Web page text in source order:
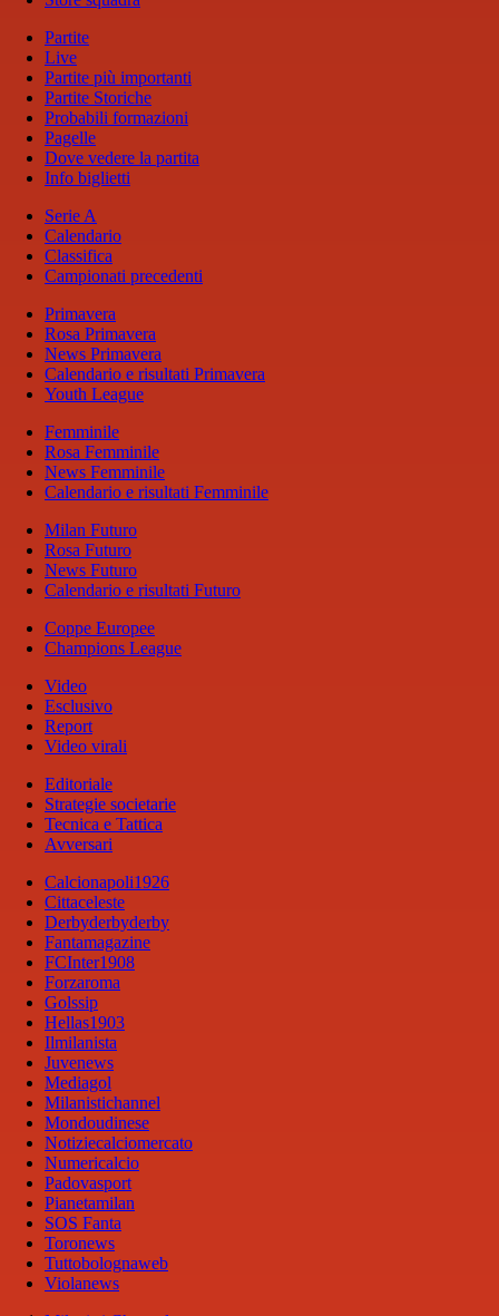
Partite
Live
Partite più importanti
Partite Storiche
Probabili formazioni
Pagelle
Dove vedere la partita
Info biglietti
Serie A
Calendario
Classifica
Campionati precedenti
Primavera
Rosa Primavera
News Primavera
Calendario e risultati Primavera
Youth League
Femminile
Rosa Femminile
News Femminile
Calendario e risultati Femminile
Milan Futuro
Rosa Futuro
News Futuro
Calendario e risultati Futuro
Coppe Europee
Champions League
Video
Esclusivo
Report
Video virali
Editoriale
Strategie societarie
Tecnica e Tattica
Avversari
Calcionapoli1926
Cittaceleste
Derbyderbyderby
Fantamagazine
FCInter1908
Forzaroma
Golssip
Hellas1903
Ilmilanista
Juvenews
Mediagol
Milanistichannel
Mondoudinese
Notiziecalciomercato
Numericalcio
Padovasport
Pianetamilan
SOS Fanta
Toronews
Tuttobolognaweb
Violanews